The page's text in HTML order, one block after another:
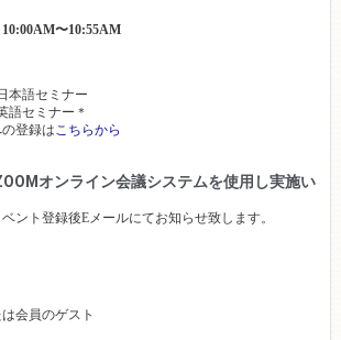
〜10:55AM
本語セミナー
語セミナー＊
登録はこちらから
オンライン会議システムを使用し実施い
ント登録後Eメールにてお知らせ致します。
会員のゲスト